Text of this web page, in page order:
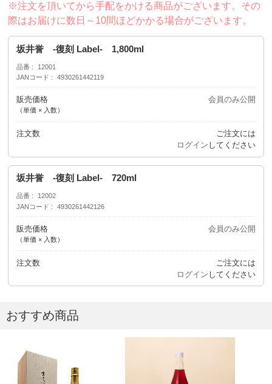
※注文を頂いてから手配をかける商品がございます。その
際はお届けに数日～10間ほどかかる場合がございます。
坂井誉 -復刻 Label- 1,800ml
品番
12001
JANコード
4930261442119
販売価格
（単価 × 入数）
会員のみ公開
注文数
ご注文には
ログイン してください
坂井誉 -復刻 Label- 720ml
品番
12002
JANコード
4930261442126
販売価格
（単価 × 入数）
会員のみ公開
注文数
ご注文には
ログイン してください
おすすめ商品